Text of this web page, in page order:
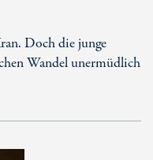
Doch die junge
Wandel unermüdlich